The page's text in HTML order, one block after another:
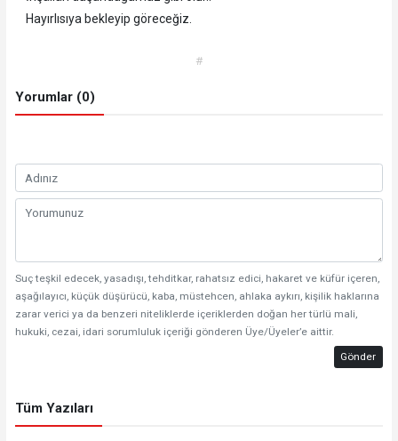
Hayırlısıya bekleyip göreceğiz.
#
Yorumlar (0)
Suç teşkil edecek, yasadışı, tehditkar, rahatsız edici, hakaret ve küfür içeren,
aşağılayıcı, küçük düşürücü, kaba, müstehcen, ahlaka aykırı, kişilik haklarına
zarar verici ya da benzeri niteliklerde içeriklerden doğan her türlü mali,
hukuki, cezai, idari sorumluluk içeriği gönderen Üye/Üyeler’e aittir.
Gönder
Tüm Yazıları